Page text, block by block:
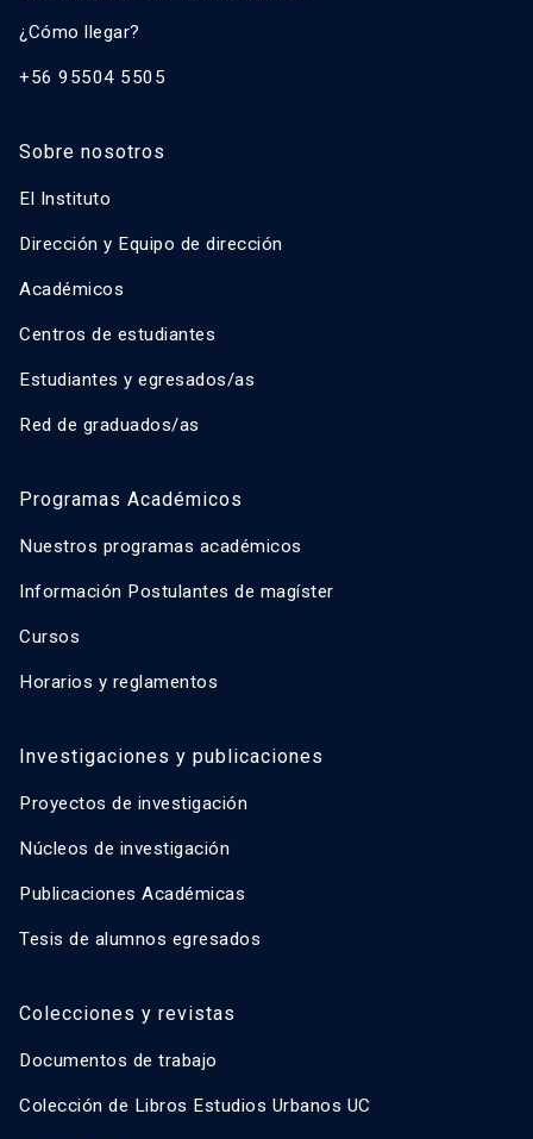
¿Cómo llegar?
+56 95504 5505
Sobre nosotros
El Instituto
Dirección y Equipo de dirección
Académicos
Centros de estudiantes
Estudiantes y egresados/as
Red de graduados/as
Programas Académicos
Nuestros programas académicos
Información Postulantes de magíster
Cursos
Horarios y reglamentos
Investigaciones y publicaciones
Proyectos de investigación
Núcleos de investigación
Publicaciones Académicas
Tesis de alumnos egresados
Colecciones y revistas
Documentos de trabajo
Colección de Libros Estudios Urbanos UC